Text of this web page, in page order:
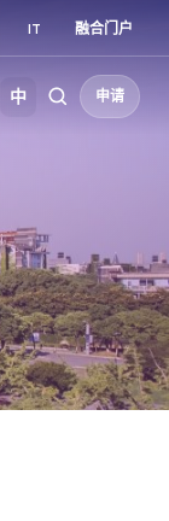
IT 融合门户
中 申请